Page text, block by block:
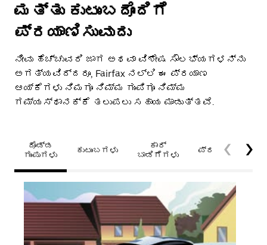
ಮತ್ತು ಕುಟುಂಬದೊಂದಿಗೆ
ಪ್ರಯಾಣಿಸುವುದು
ನೀವು ಹೆಚ್ಚುವರಿ ಜಾಗ ಅಥವಾ ವಿಶೇಷ ಸೌಲಭ್ಯಗಳನ್ನು
ಅಗತ್ಯವಿದ್ದರೂ, Fairfax ನಲ್ಲಿ ಈ ಪ್ರಯಾಣ
ಆಯ್ಕೆಗಳು ನಿಮಗೂ ನಿಮ್ಮ ಗುಂಪಿಗೂ ನಿಮ್ಮ
ಗಮ್ಯಸ್ಥಾನಕ್ಕೆ ತಲುಪಲು ಸಹಾಯ ಮಾಡುತ್ತವೆ.
ದೊಡ್ಡ
ಗುಂಪುಗಳು
ಕುಟುಂಬಗಳು
ಕಾರ್
ಬಾಡಿಗೆಗಳು
ಪ್ರವೇಶಯೋಗ್ಯತೆ